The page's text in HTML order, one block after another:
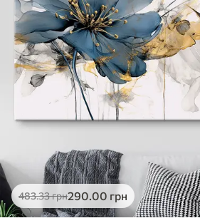
483.33грн290.00 грн